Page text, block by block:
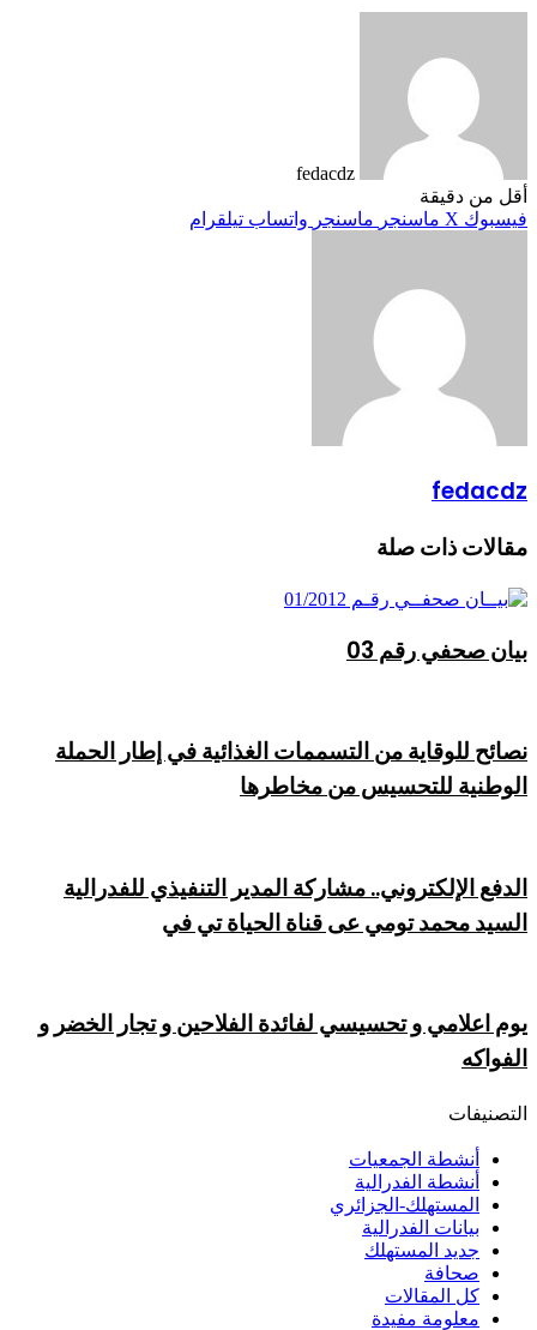
fedacdz
أقل من دقيقة
فيسبوك ‫X ماسنجر ماسنجر واتساب تيلقرام
fedacdz
مقالات ذات صلة
بيان صحفي رقم 03
نصائح للوقاية من التسممات الغذائية في إطار الحملة
الوطنية للتحسيس من مخاطرها
الدفع الإلكتروني.. مشاركة المدير التنفيذي للفدرالية
السيد محمد تومي عى قناة الحياة تي في
يوم اعلامي و تحسيسي لفائدة الفلاحين و تجار الخضر و
الفواكه
التصنيفات
أنشطة الجمعيات
أنشطة الفدرالية
المستهلك-الجزائري
بيانات الفدرالية
جديد المستهلك
صحافة
كل المقالات
معلومة مفيدة